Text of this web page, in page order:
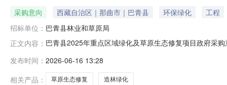
采购意向 西藏自治区｜那曲市｜巴青县 环保绿化
工程
招标单位： 巴青县林业和草原局
正文内容： 巴青县2025年重点区域绿化及草原生态修复项目政府采
采购意向公开如下：序号采购项目名称采购需求概况预
修复工程，2.造林绿化
发布时间： 2026-06-16 13:28
相关产品：
草原生态修复 造林绿化